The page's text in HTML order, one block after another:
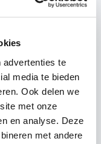
advertenties te
media te bieden
Ook delen we
met onze
en analyse. Deze
met andere